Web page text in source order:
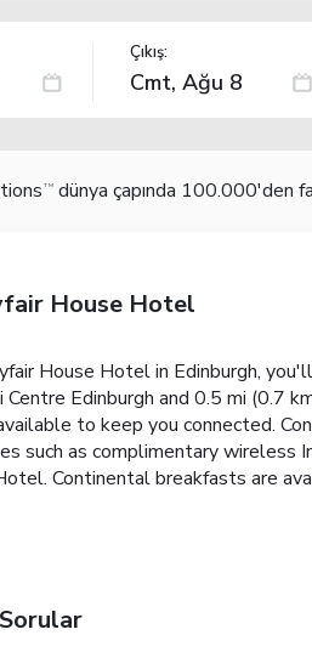
Çıkış:
TM dünya çapında 100.000'den
House Hotel
House Hotel in Edinburgh,
Centre Edinburgh and 0.5 mi (0.7
to keep you connected.
such as complimentary wireless
Continental breakfasts are